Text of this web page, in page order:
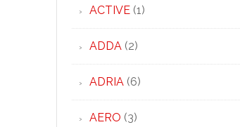
ACTIVE(1)
ADDA(2)
ADRIA(6)
AERO (3)